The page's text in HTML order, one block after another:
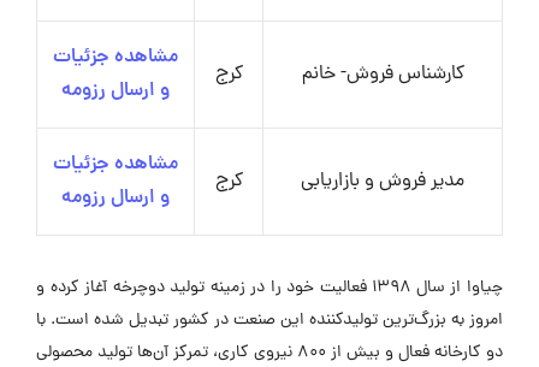
کارشناس فروش- خانم کرج
مشاهده جزئیات
و ارسال رزومه
مدیر فروش و بازاریابی کرج
مشاهده جزئیات
و ارسال رزومه
چیاوا از سال ۱۳۹۸ فعالیت خود را در زمینه تولید دوچرخه آغاز کرده و
امروز به بزرگ‌ترین تولیدکننده این صنعت در کشور تبدیل شده است. با
دو کارخانه فعال و بیش از ۸۰۰ نیروی کاری، تمرکز آن‌ها تولید محصولی